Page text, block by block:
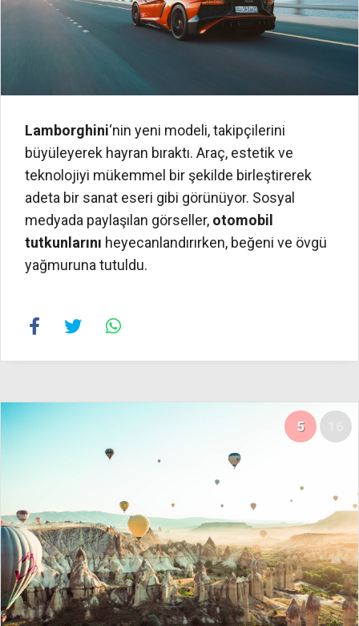
Lamborghini‘nin yeni modeli, takipçilerini
büyüleyerek hayran bıraktı. Araç, estetik ve
teknolojiyi mükemmel bir şekilde birleştirerek
adeta bir sanat eseri gibi görünüyor. Sosyal
medyada paylaşılan görseller, otomobil
tutkunlarını heyecanlandırırken, beğeni ve övgü
yağmuruna tutuldu.
5